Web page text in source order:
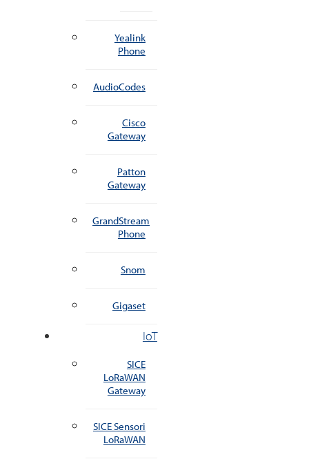
Yealink
Phone
AudioCodes
Cisco
Gateway
Patton
Gateway
GrandStream
Phone
Snom
Gigaset
IoT
SICE
LoRaWAN
Gateway
SICE Sensori
LoRaWAN